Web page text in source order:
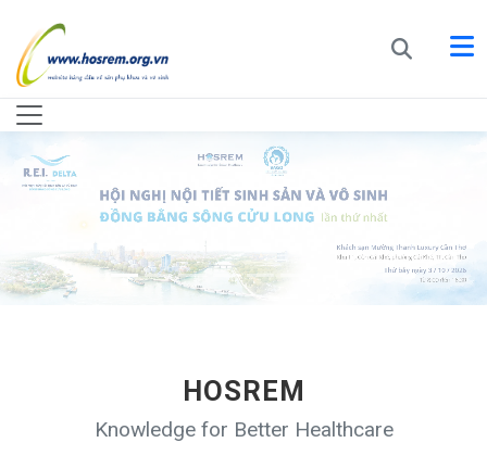
HOSREM
Knowledge for Better Healthcare